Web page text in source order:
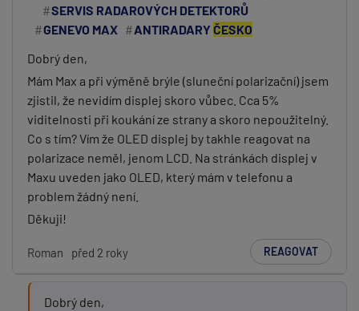
SERVIS RADAROVÝCH DETEKTORŮ
GENEVO MAX
ANTIRADARYČESKO
Dobrý den,
Mám Max a při výměně brýle (sluneční polarizační) jsem
zjistil, že nevidím displej skoro vůbec. Cca 5%
viditelnosti při koukání ze strany a skoro nepoužitelný.
Co s tím? Vím že OLED displej by takhle reagovat na
polarizace neměl, jenom LCD. Na stránkách displej v
Maxu uveden jako OLED, který mám v telefonu a
problem žádný není.
Děkuji!
Roman před 2 roky REAGOVAT
Dobrý den,